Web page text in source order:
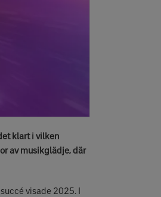
klart i vilken
av musikglädje, där
visade 2025. I